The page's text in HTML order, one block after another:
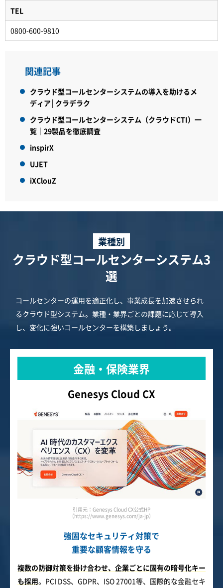
TEL
0800-600-9810
関連記事
クラウド型コールセンターシステムの導入を助けるメ
ディア│クラデラク
クラウド型コールセンターシステム（クラウドCTI）一
覧｜29製品を徹底調査
inspirX
UJET
iXClouZ
業種別
クラウド型コールセンターシステム3
選
コールセンターの運用を適正化し、事業成長を加速させられ
るクラウド型システム。業種・業界ごとの課題に応じて導入
し、変化に強いコールセンターを構築しましょう。
金融・保険業界
Genesys Cloud CX
引用元：Genesys Cloud CX公式HP
（https://www.genesys.com/ja-jp）
強固なセキュリティ対策で
重要な顧客情報を守る
複数の防御対策を掛け合わせ、企業ごとに固有の暗号化キー
も採用。PCI DSS、GDPR、ISO 27001等、国際的な金融セキ